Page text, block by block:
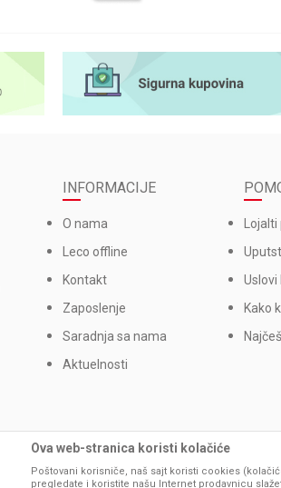
INFORMACIJE
O nama
Leco offline
Kontakt
Zaposlenje
Saradnja sa nama
Aktuelnosti
Uslovi
Kako
Ova web-stranica koristi kolačiće
Poštovani korisniče, naš sajt koristi cookies
pregledate i koristite našu Internet prodavnicu